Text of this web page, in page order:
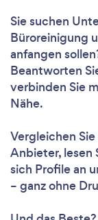
Sie suchen
Büroreinigung
anfangen
Beantworten
verbinden Sie
Nähe.
Vergleichen
Anbieter, lesen
sich Profile an
– ganz ohne